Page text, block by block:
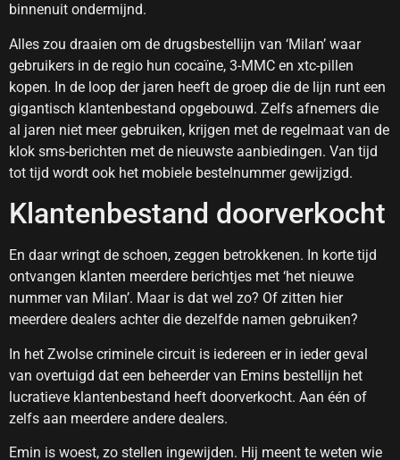
binnenuit ondermijnd.
Alles zou draaien om de drugsbestellijn van ‘Milan’ waar
gebruikers in de regio hun cocaïne, 3-MMC en xtc-pillen
kopen. In de loop der jaren heeft de groep die de lijn runt een
gigantisch klantenbestand opgebouwd. Zelfs afnemers die
al jaren niet meer gebruiken, krijgen met de regelmaat van de
klok sms-berichten met de nieuwste aanbiedingen. Van tijd
tot tijd wordt ook het mobiele bestelnummer gewijzigd.
Klantenbestand doorverkocht
En daar wringt de schoen, zeggen betrokkenen. In korte tijd
ontvangen klanten meerdere berichtjes met ‘het nieuwe
nummer van Milan’. Maar is dat wel zo? Of zitten hier
meerdere dealers achter die dezelfde namen gebruiken?
In het Zwolse criminele circuit is iedereen er in ieder geval
van overtuigd dat een beheerder van Emins bestellijn het
lucratieve klantenbestand heeft doorverkocht. Aan één of
zelfs aan meerdere andere dealers.
Emin is woest, zo stellen ingewijden. Hij meent te weten wie